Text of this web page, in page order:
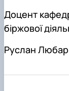
Доцент
біржової
Руслан Любар